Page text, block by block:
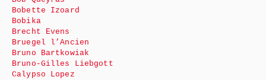
Bobette Izoard
Bobika
Brecht Evens
Bruegel l’Ancien
Bruno Bartkowiak
Bruno-Gilles Liebgott
Calypso Lopez